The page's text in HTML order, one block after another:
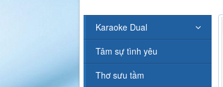
Karaoke Dual
Tâm sự tình yêu
Thơ sưu tầm